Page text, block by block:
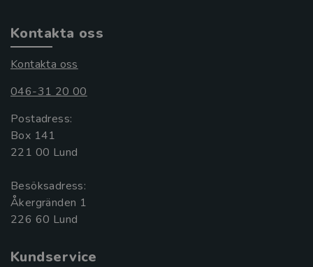
Kontakta oss
Kontakta oss
046-31 20 00
Postadress:
Box 141
221 00 Lund
Besöksadress:
Åkergränden 1
Kundservice